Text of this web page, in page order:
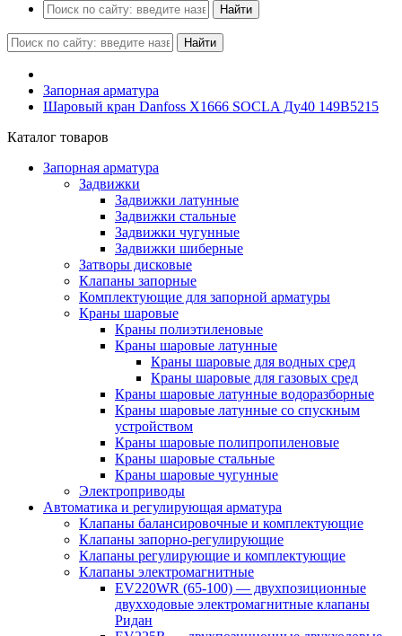
Найти
Найти
Запорная арматура
Шаровый кран Danfoss X1666 SOCLA Ду40 149B5215
Каталог товаров
Запорная арматура
Задвижки
Задвижки латунные
Задвижки стальные
Задвижки чугунные
Задвижки шиберные
Затворы дисковые
Клапаны запорные
Комплектующие для запорной арматуры
Краны шаровые
Краны полиэтиленовые
Краны шаровые латунные
Краны шаровые для водных сред
Краны шаровые для газовых сред
Краны шаровые латунные водоразборные
Краны шаровые латунные со спускным
устройством
Краны шаровые полипропиленовые
Краны шаровые стальные
Краны шаровые чугунные
Электроприводы
Автоматика и регулирующая арматура
Клапаны балансировочные и комплектующие
Клапаны запорно-регулирующие
Клапаны регулирующие и комплектующие
Клапаны электромагнитные
EV220WR (65-100) — двухпозиционные
двухходовые электромагнитные клапаны
Ридан